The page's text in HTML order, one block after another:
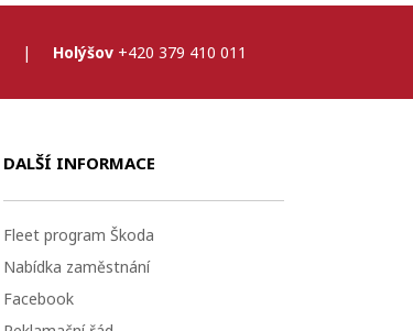
| Holýšov +420 379 410 011
DALŠÍ INFORMACE
Fleet program Škoda
Nabídka zaměstnání
Facebook